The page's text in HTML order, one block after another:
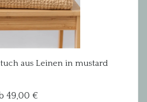
aus Leinen in mustard
49,00 €